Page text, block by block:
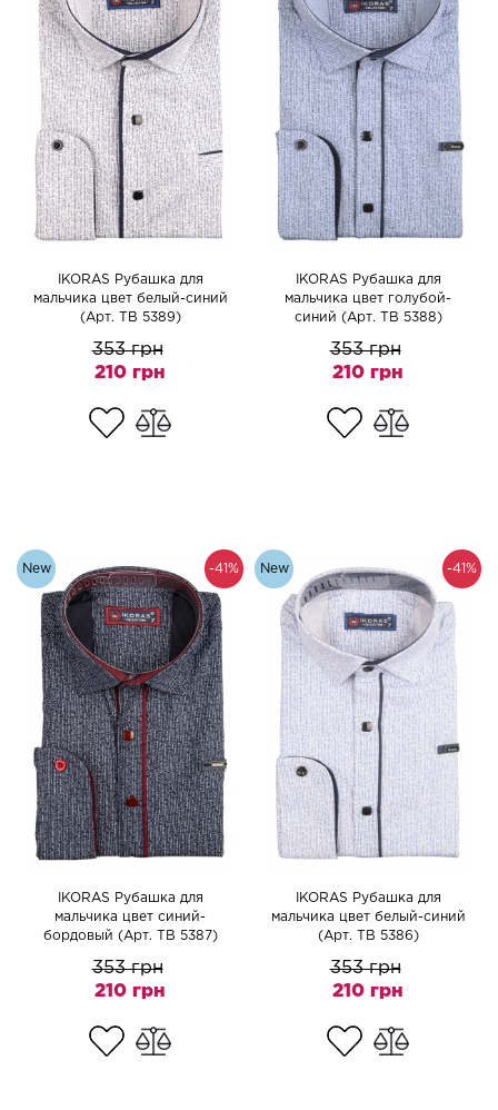
IKORAS Рубашка для
мальчика цвет белый-синий
(Арт. TB 5389)
353 грн
210 грн
IKORAS Рубашка для
мальчика цвет голубой-
синий (Арт. TB 5388)
353 грн
210 грн
-41%
New
IKORAS Рубашка для
мальчика цвет синий-
бордовый (Арт. TB 5387)
353 грн
210 грн
-41%
New
IKORAS Рубашка для
мальчика цвет белый-синий
(Арт. TB 5386)
353 грн
210 грн